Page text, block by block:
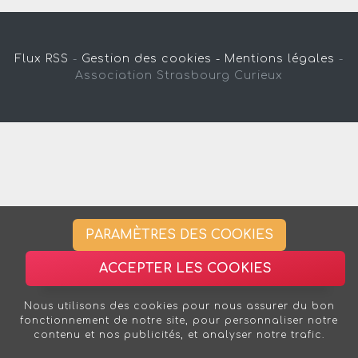
Flux RSS - Gestion des cookies - Mentions légales -
Association Strasbourg Curieux
PARAMÈTRES DES COOKIES
ACCEPTER LES COOKIES
Nous utilisons des cookies pour nous assurer du bon
fonctionnement de notre site, pour personnaliser notre
contenu et nos publicités, et analyser notre trafic.